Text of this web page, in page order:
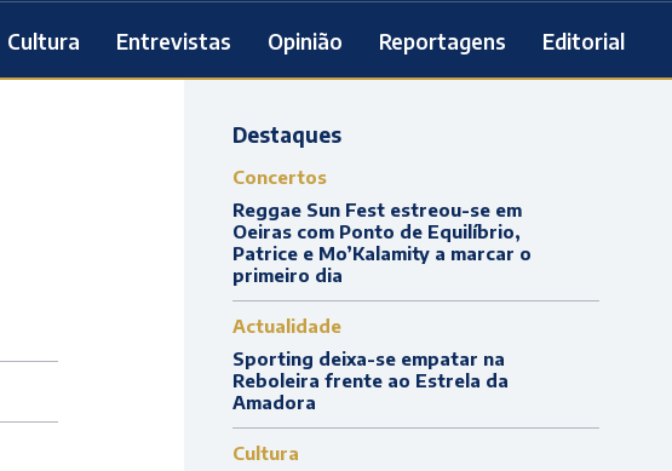
Cultura Entrevistas Opinião Reportagens Editorial
Destaques
Concertos
Reggae Sun Fest estreou-se em
Oeiras com Ponto de Equilíbrio,
Patrice e Mo’Kalamity a marcar o
primeiro dia
Actualidade
Sporting deixa-se empatar na
Reboleira frente ao Estrela da
Amadora
Cultura